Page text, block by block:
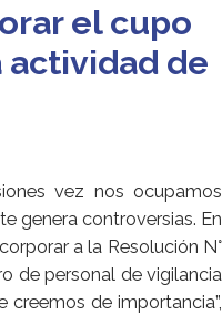
el cupo
de
vez nos ocupamos
genera controversias. En
a la Resolución N°
de personal de vigilancia
de importancia”,